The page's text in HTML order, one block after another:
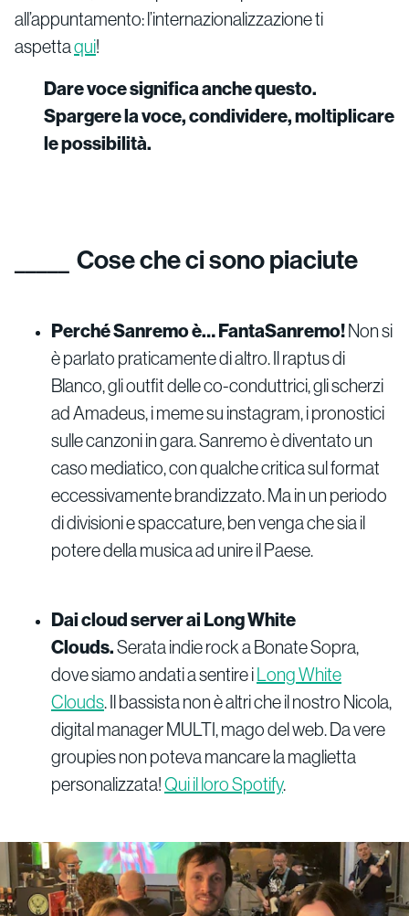
all’appuntamento: l’internazionalizzazione ti
aspettaqui!
Dare voce significa anche questo.
Spargere la voce, condividere, moltiplicare
le possibilità.
Cose che ci sono piaciute
Perché Sanremo è… FantaSanremo!Non si
è parlato praticamente di altro. Il raptus di
Blanco, gli outfit delle co-conduttrici, gli scherzi
ad Amadeus, i meme su instagram, i pronostici
sulle canzoni in gara. Sanremo è diventato un
caso mediatico, con qualche critica sul format
eccessivamente brandizzato. Ma in un periodo
di divisioni e spaccature, ben venga che sia il
potere della musica ad unire il Paese.
Dai cloud server ai Long White
Clouds.Serata indie rock a Bonate Sopra,
dove siamo andati a sentire iLong White
Clouds. Il bassista non è altri che il nostro Nicola,
digital manager MULTI, mago del web. Da vere
groupies non poteva mancare la maglietta
personalizzata!Qui il loro Spotify.